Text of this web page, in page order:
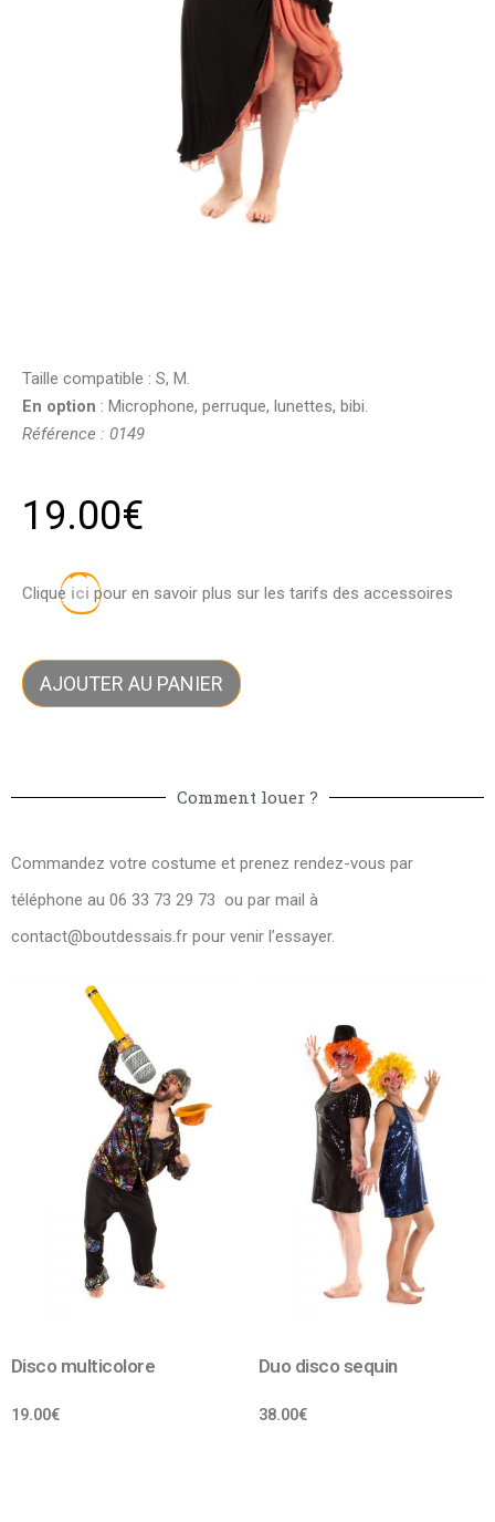
Taille compatible : S, M.
En option : Microphone, perruque, lunettes, bibi.
Référence : 0149
19.00€
Clique ici pour en savoir plus sur les tarifs des accessoires
AJOUTER AU PANIER
Comment louer ?
Commandez votre costume et prenez rendez-vous par
téléphone au 06 33 73 29 73 ou par mail à
contact@boutdessais.fr pour venir l’essayer.
Disco multicolore
19.00€
Duo disco sequin
38.00€